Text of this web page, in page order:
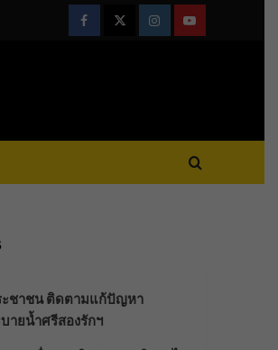
FacebookTwitterInstagramYoutube
ะชาชน ติดตามแก้ปัญหา
ายน้ำศรีสองรักฯ